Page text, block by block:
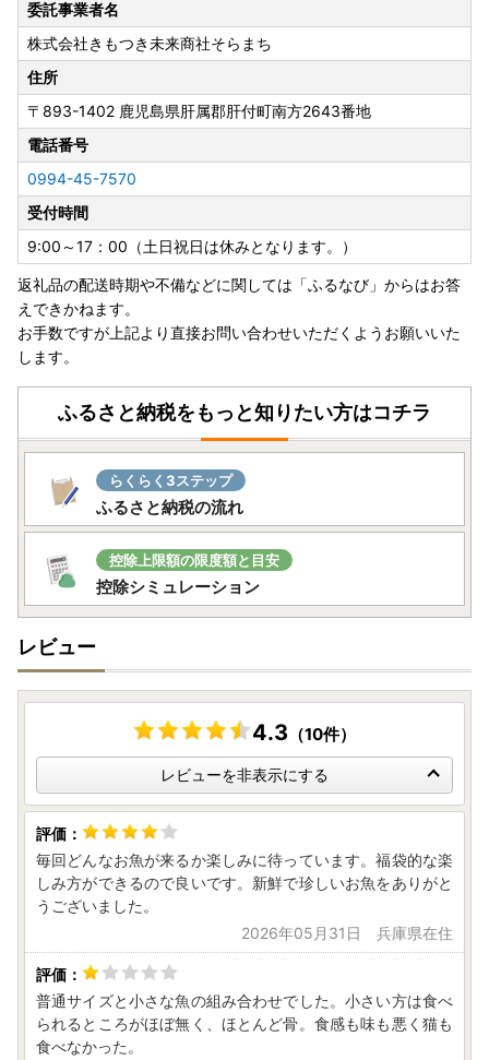
2023年6月1日以降、送り状に記載された住所以外にお届け
先を変更（転送）する場合
送り状記載のお届け先から変更後のお届け先までの運賃が
「受取人様負担（定価・着払い）」となる場合がございま
す。
◆贈答品の場合も「受取人様ご負担」となる場合がございま
す。お届け先のご住所入力には十分にご注意下さい。
◆定期便をお申込みの皆様は、お届け先ご変更の場合、必ず
肝付町までご連絡下さい。
委託事業者名
株式会社きもつき未来商社そらまち
住所
〒893-1402 鹿児島県肝属郡肝付町南方2643番地
電話番号
0994-45-7570
受付時間
9:00～17：00（土日祝日は休みとなります。）
返礼品の配送時期や不備などに関しては「ふるなび」からはお答
えできかねます。
お手数ですが上記より直接お問い合わせいただくようお願いいた
します。
ふるさと納税をもっと知りたい方はコチラ
らくらく3ステップ
ふるさと納税の流れ
控除上限額の限度額と目安
控除シミュレーション
レビュー
4.3 （10件）
レビューを非表示にする
毎回どんなお魚が来るか楽しみに待っています。福袋的な楽
しみ方ができるので良いです。新鮮で珍しいお魚をありがと
うございました。
2026年05月31日 兵庫県在住
普通サイズと小さな魚の組み合わせでした。小さい方は食べ
られるところがほぼ無く、ほとんど骨。食感も味も悪く猫も
食べなかった。